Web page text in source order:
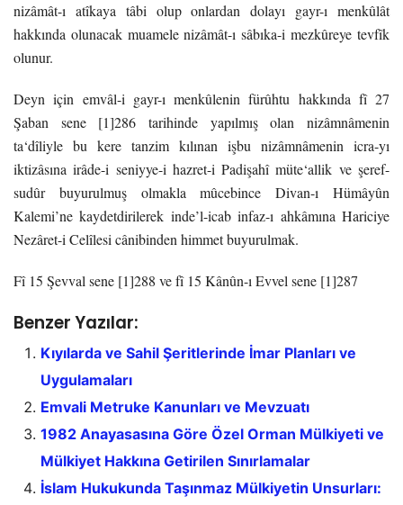
nizâmât-ı atîkaya tâbi olup onlardan dolayı gayr-ı menkûlât
hakkında olunacak muamele nizâmât-ı sâbıka-i mezkûreye tevfîk
olunur.
Deyn için emvâl-i gayr-ı menkûlenin fürûhtu hakkında fî 27
Şaban sene [1]286 tarihinde yapılmış olan nizâmnâmenin
ta‘dîliyle bu kere tanzim kılınan işbu nizâmnâmenin icra-yı
iktizâsına irâde-i seniyye-i hazret-i Padişahî müte‘allik ve şeref-
sudûr buyurulmuş olmakla mûcebince Divan-ı Hümâyûn
Kalemi’ne kaydetdirilerek inde’l-icab infaz-ı ahkâmına Hariciye
Nezâret-i Celîlesi cânibinden himmet buyurulmak.
Fî 15 Şevval sene [1]288 ve fî 15 Kânûn-ı Evvel sene [1]287
Benzer Yazılar:
Kıyılarda ve Sahil Şeritlerinde İmar Planları ve
Uygulamaları
Emvali Metruke Kanunları ve Mevzuatı
1982 Anayasasına Göre Özel Orman Mülkiyeti ve
Mülkiyet Hakkına Getirilen Sınırlamalar
İslam Hukukunda Taşınmaz Mülkiyetin Unsurları: